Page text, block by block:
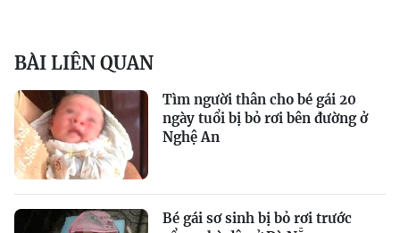
BÀI LIÊN QUAN
Tìm người thân cho bé gái 20
ngày tuổi bị bỏ rơi bên đường ở
Nghệ An
Bé gái sơ sinh bị bỏ rơi trước